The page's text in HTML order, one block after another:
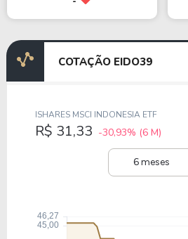
COTAÇÃO EIDO39
6 meses
ISHARES MSCI INDONESIA ETF
R$ 31,33 -30,93% (6 M)